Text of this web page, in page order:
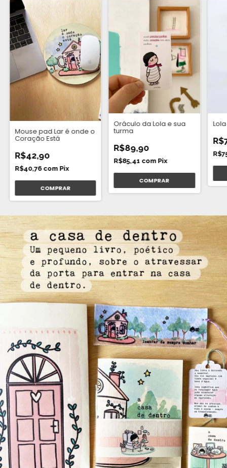
Mouse pad Lar é onde o
Coração Está
R$42,90
R$40,76 com Pix
Oráculo da Lola e sua
turma ​
R$89,90
R$85,41 com Pix